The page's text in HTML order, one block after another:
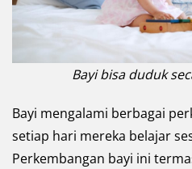
Bayi bisa duduk
Bayi mengalami berbagai
setiap hari mereka belajar
Perkembangan bayi ini